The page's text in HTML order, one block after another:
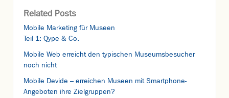
Related Posts
Mobile Marketing für Museen
Teil 1: Qype & Co.
Mobile Web erreicht den typischen Museumsbesucher
noch nicht
Mobile Devide – erreichen Museen mit Smartphone-
Angeboten ihre Zielgruppen?